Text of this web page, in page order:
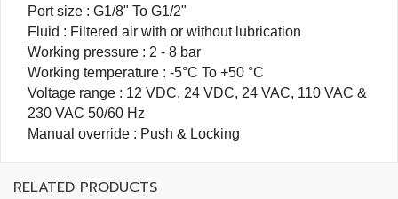
BLOWER
PNEUMATIC
HYDRAULIC
(มอเตอร์
Port size : G1/8" To G1/2"
Fluid : Filtered air with or without lubrication
Working pressure : 2 - 8 bar
Working temperature : -5°C To +50 °C
Voltage range : 12 VDC, 24 VDC, 24 VAC, 110 VAC &
230 VAC 50/60 Hz
Manual override : Push & Locking
RELATED PRODUCTS